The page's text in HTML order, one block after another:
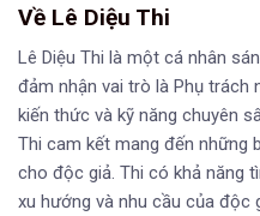
Về Lê Diệu Thi
Lê Diệu Thi là một cá nhân
đảm nhận vai trò là Phụ trách
kiến thức và kỹ năng chuyên
Thi cam kết mang đến những
cho độc giả. Thi có khả năng
xu hướng và nhu cầu của